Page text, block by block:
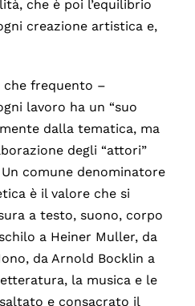
che è poi l’equilibrio
creazione artistica e,
che frequento –
lavoro ha un “suo
dalla tematica, ma
degli “attori”
comune denominatore
è il valore che si
a testo, suono, corpo
a Heiner Muller, da
da Arnold Bocklin a
la musica e le
e consacrato il